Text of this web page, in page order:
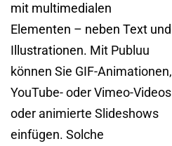
mit multimedialen
Elementen – neben Text und
Illustrationen. Mit Publuu
können Sie GIF-Animationen,
YouTube- oder Vimeo-Videos
oder animierte Slideshows
einfügen. Solche